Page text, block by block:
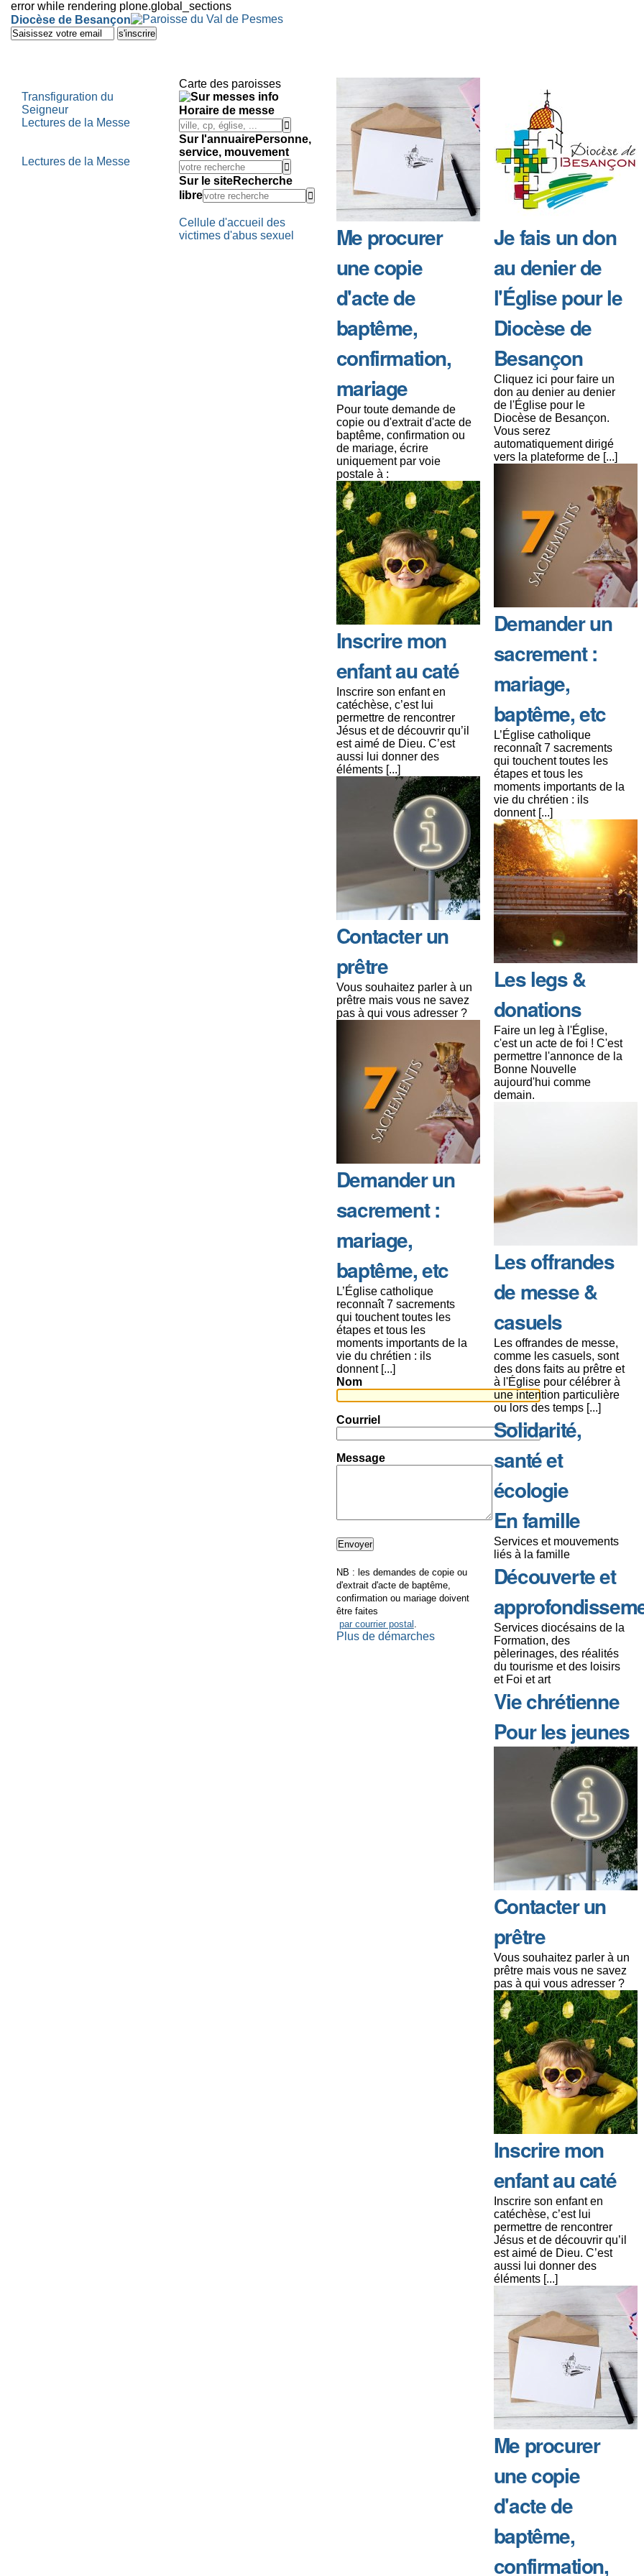
error while rendering plone.global_sections
Outils
personnels
Diocèse de Besançon
Aller
au
navigation
Transfiguration du
Seigneur
Lectures de la Messe
Lectures de la Messe
Carte des paroisses
Horaire de messe
Sur l'annuairePersonne,
service, mouvement
Sur le siteRecherche
libre
Cellule d'accueil des
victimes d'abus sexuel
Me procurer
une copie
d'acte de
baptême,
confirmation,
mariage
Pour toute demande de
copie ou d'extrait d'acte de
baptême, confirmation ou
de mariage, écrire
uniquement par voie
postale à :
Inscrire mon
enfant au caté
Inscrire son enfant en
catéchèse, c’est lui
permettre de rencontrer
Jésus et de découvrir qu’il
est aimé de Dieu. C’est
aussi lui donner des
éléments [...]
Contacter un
prêtre
Vous souhaitez parler à un
prêtre mais vous ne savez
pas à qui vous adresser ?
Demander un
sacrement :
mariage,
baptême, etc
L’Église catholique
reconnaît 7 sacrements
qui touchent toutes les
étapes et tous les
moments importants de la
vie du chrétien : ils
donnent [...]
Nom
Courriel
Message
NB : les demandes de copie ou
d'extrait d'acte de baptême,
confirmation ou mariage doivent
être faites
par courrier postal .
Plus de démarches
Je fais un don
au denier de
l'Église pour le
Diocèse de
Besançon
Cliquez ici pour faire un
don au denier au denier
de l'Église pour le
Diocèse de Besançon.
Vous serez
automatiquement dirigé
vers la plateforme de [...]
Demander un
sacrement :
mariage,
baptême, etc
L’Église catholique
reconnaît 7 sacrements
qui touchent toutes les
étapes et tous les
moments importants de la
vie du chrétien : ils
donnent [...]
Les legs &
donations
Faire un leg à l'Église,
c'est un acte de foi ! C'est
permettre l'annonce de la
Bonne Nouvelle
aujourd'hui comme
demain.
Les offrandes
de messe &
casuels
Les offrandes de messe,
comme les casuels, sont
des dons faits au prêtre et
à l'Église pour célébrer à
une intention particulière
ou lors des temps [...]
Solidarité,
santé et
écologie
En famille
Services et mouvements
liés à la famille
Découverte et
Services diocésains de la
Formation, des
pèlerinages, des réalités
du tourisme et des loisirs
et Foi et art
Vie chrétienne
Pour les jeunes
Contacter un
prêtre
Vous souhaitez parler à un
prêtre mais vous ne savez
pas à qui vous adresser ?
Inscrire mon
enfant au caté
Inscrire son enfant en
catéchèse, c’est lui
permettre de rencontrer
Jésus et de découvrir qu’il
est aimé de Dieu. C’est
aussi lui donner des
éléments [...]
Me procurer
une copie
d'acte de
baptême,
confirmation,